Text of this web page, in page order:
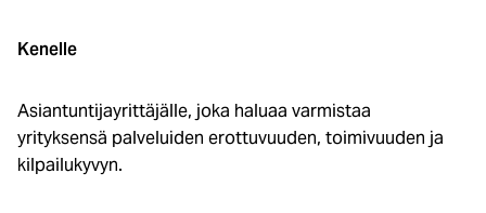
Kenelle
Asiantuntijayrittäjälle, joka haluaa varmistaa
yrityksensä palveluiden erottuvuuden, toimivuuden ja
kilpailukyvyn.